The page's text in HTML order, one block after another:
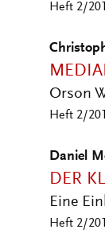
Heft 2/
Orson
Heft 2/
Daniel
DER
Eine
Heft 2/